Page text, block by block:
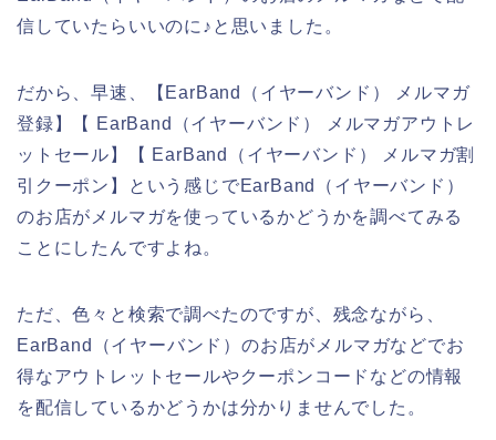
信していたらいいのに♪と思いました。
だから、早速、【EarBand（イヤーバンド） メルマガ
登録】【 EarBand（イヤーバンド） メルマガアウトレ
ットセール】【 EarBand（イヤーバンド） メルマガ割
引クーポン】という感じでEarBand（イヤーバンド）
のお店がメルマガを使っているかどうかを調べてみる
ことにしたんですよね。
ただ、色々と検索で調べたのですが、残念ながら、
EarBand（イヤーバンド）のお店がメルマガなどでお
得なアウトレットセールやクーポンコードなどの情報
を配信しているかどうかは分かりませんでした。